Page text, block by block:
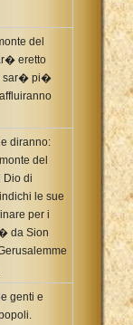
del
eretto
sar� pi�
diranno:
del
Dio di
le sue
per i
da Sion
genti e